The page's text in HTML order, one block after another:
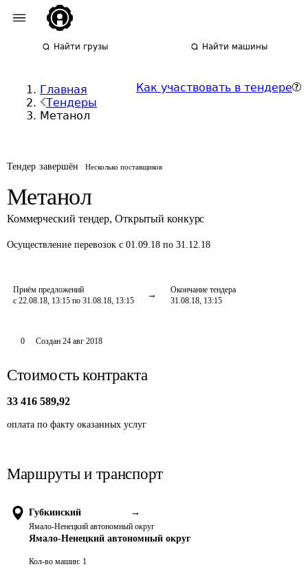
Найти грузы Найти машины
Главная
Тендеры
Метанол
Как участвовать в тендере
Тендер завершён Несколько поставщиков
Метанол
Коммерческий тендер, Открытый конкурс
Осуществление перевозок с 01.09.18 по 31.12.18
Приём предложений
с 22.08.18, 13:15 по 31.08.18, 13:15
Окончание тендера
31.08.18, 13:15
0 Создан 24 авг 2018
Стоимость контракта
33 416 589,92
оплата по факту оказанных услуг
Маршруты и транспорт
Губкинский →
Ямало-Ненецкий автономный округ
Ямало-Ненецкий автономный округ
Кол-во машин: 1